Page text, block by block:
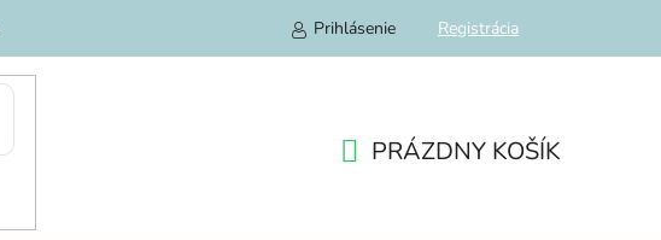
Prihlásenie Registrácia
PRÁZDNY KOŠÍK